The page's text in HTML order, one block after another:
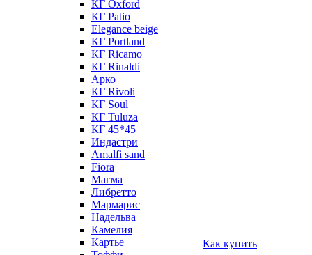
КГ Oxford
КГ Patio
Elegance beige
КГ Portland
КГ Ricamo
КГ Rinaldi
Арко
КГ Rivoli
КГ Soul
КГ Tuluza
КГ 45*45
Индастри
Amalfi sand
Fiora
Магма
Либретто
Мармарис
Надельва
Камелия
Картье
Как купить